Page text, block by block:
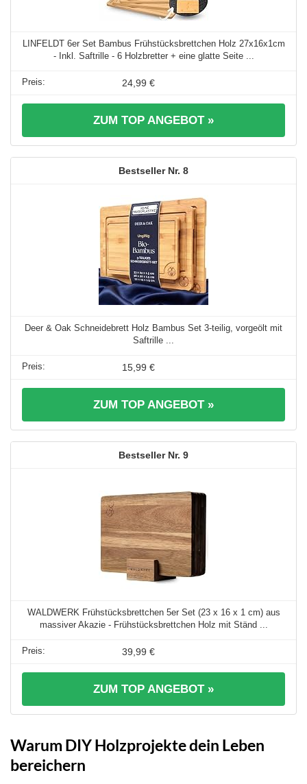
LINFELDT 6er Set Bambus Frühstücksbrettchen Holz 27x16x1cm
- Inkl. Saftrille - 6 Holzbretter + eine glatte Seite ...
24,99 €
ZUM TOP ANGEBOT »
8
Deer & Oak Schneidebrett Holz Bambus Set 3-teilig, vorgeölt mit
Saftrille ...
15,99 €
ZUM TOP ANGEBOT »
9
WALDWERK Frühstücksbrettchen 5er Set (23 x 16 x 1 cm) aus
massiver Akazie - Frühstücksbrettchen Holz mit Ständ ...
39,99 €
ZUM TOP ANGEBOT »
Warum DIY Holzprojekte dein Leben
bereichern